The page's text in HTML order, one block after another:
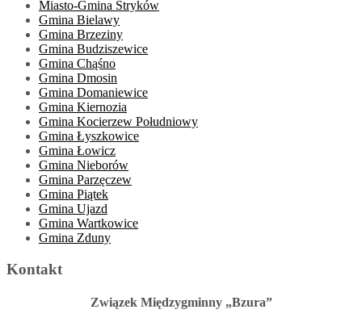
Miasto-Gmina Stryków
Gmina Bielawy
Gmina Brzeziny
Gmina Budziszewice
Gmina Chąśno
Gmina Dmosin
Gmina Domaniewice
Gmina Kiernozia
Gmina Kocierzew Południowy
Gmina Łyszkowice
Gmina Łowicz
Gmina Nieborów
Gmina Parzęczew
Gmina Piątek
Gmina Ujazd
Gmina Wartkowice
Gmina Zduny
Kontakt
Związek Międzygminny „Bzura”